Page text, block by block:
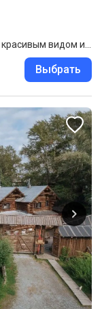
Выбрать